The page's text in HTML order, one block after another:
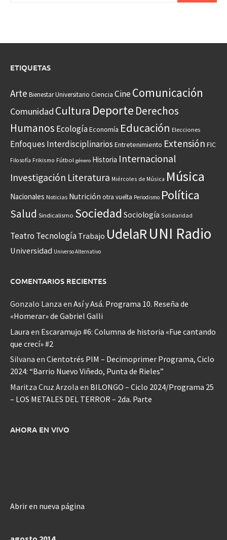
ETIQUETAS
Arte Bienestar Universitario Ciencia CineComunicación
Comunidad Cultura Deporte Derechos
Humanos EcologíaEconomía Educación Elecciones
Enfoques Interdisciplinarios Entretenimiento Extensión FIC
Filosofía Frikismo Fútbol género Historia Internacional
Investigación Literatura Miércoles de Música Música
Nacionales Noticias Nutrición otra vuelta Periodismo Política
Salud Sindicalismo Sociedad Sociología Solidaridad
Teatro Tecnología Trabajo UdelaRUNI Radio
Universidad Universo Alternativo
COMENTARIOS RECIENTES
Gonzalo Lanza en Así y Asá. Programa 10. Reseña de
«Homerar» de Gabriel Galli
Laura en Escaramujo #6: Columna de historia «Fue cantando
que crecí» #2
Silvana en Cientotrés PIM – Decimoprimer Programa, Ciclo
2024: “Barrio Nuevo Viñedo, Punta de Rieles”
Maritza Cruz Arzola en BILONGO – Ciclo 2024/Programa 25
– LOS METALES DEL TERROR – 2da. Parte
AHORA EN VIVO
Abrir en nueva página